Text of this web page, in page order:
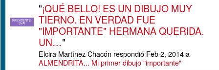
PRESIDENTE-
SVAI
"¡QUÉ BELLO! ES UN DIBUJO MUY
TIERNO. EN VERDAD FUE
"IMPORTANTE" HERMANA QUERIDA.
UN…"
Elcira Martínez Chacón respondió Feb 2, 2014 a
ALMENDRITA... Mi primer dibujo "importante"